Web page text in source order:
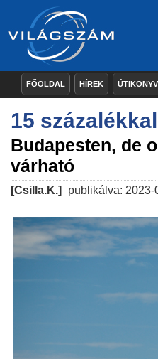
FŐOLDAL HÍREK
15
Budapesten, de
várható
[Csilla.K.] publikálva: 2023-